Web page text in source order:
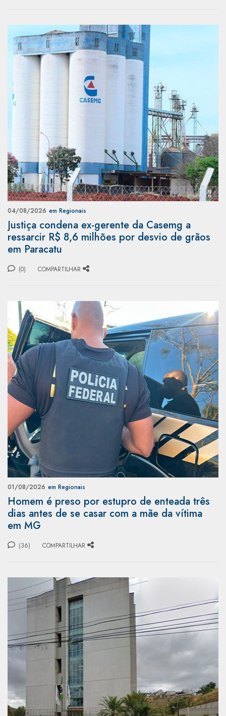
04/08/2026 em Regionais
Justiça condena ex-gerente da Casemg a
ressarcir R$ 8,6 milhões por desvio de grãos
em Paracatu
(0) COMPARTILHAR
01/08/2026 em Regionais
Homem é preso por estupro de enteada três
dias antes de se casar com a mãe da vítima
em MG
(36) COMPARTILHAR